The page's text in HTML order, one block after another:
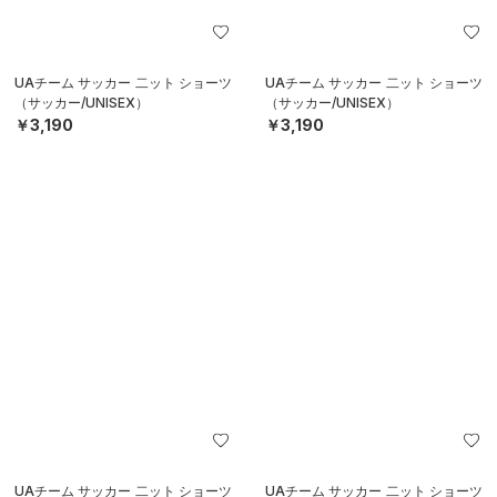
UAチーム サッカー 二ット ショーツ
（サッカー/UNISEX）
￥3,190
UAチーム サッカー 二ット ショーツ
（サッカー/UNISEX）
￥3,190
UAチーム サッカー 二ット ショーツ UAチーム サッカー 二ット ショーツ